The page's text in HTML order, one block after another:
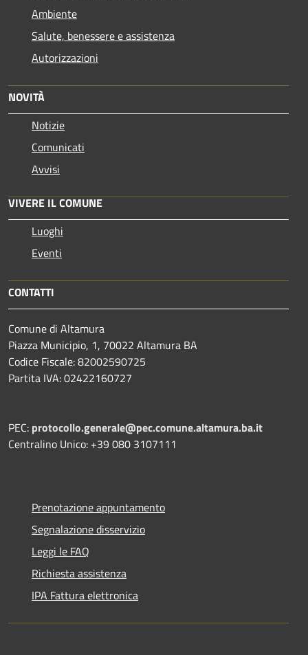
Ambiente
Salute, benessere e assistenza
Autorizzazioni
NOVITÀ
Notizie
Comunicati
Avvisi
VIVERE IL COMUNE
Luoghi
Eventi
CONTATTI
Comune di Altamura
Piazza Municipio, 1, 70022 Altamura BA
Codice Fiscale: 82002590725
Partita IVA: 02422160727
PEC: protocollo.generale@pec.comune.altamura.ba.it
Centralino Unico: +39 080 3107111
Prenotazione appuntamento
Segnalazione disservizio
Leggi le FAQ
Richiesta assistenza
IPA Fattura elettronica